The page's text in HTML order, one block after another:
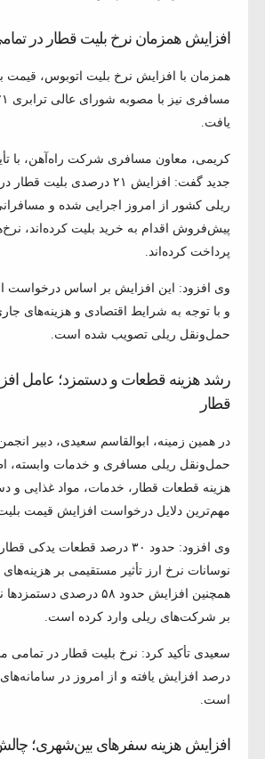
افزایش همزمان نرخ بلیت قطار در
همزمان با افزایش نرخ بلیت اتوبوس، قیمت
یافت.
کریمی، معاون مسافری شرکت راه‌آهن، با
جدید گفت: افزایش ۲۱ درصدی
ریلی کشور از امروز اجرایی شده و
پیش‌فروش اقدام به خرید بلیت کرده‌اند،
پرداخت کرده‌اند.
وی افزود: این افزایش بر اساس
و با توجه به شرایط اقتصادی و هزینه‌های
حمل‌ونقل ریلی تصویب شده است.
رشد هزینه قطعات و دستمزد؛ عامل
قطار
در همین زمینه، ابوالقاسم سعیدی، دبیر
حمل‌ونقل ریلی مسافری و خدمات وابسته،
هزینه قطعات قطار، خدمات، مواد غذایی و
مهم‌ترین دلایل درخواست افزایش قیمت
وی افزود: حدود ۳۰ درصد قطعات
نوسانات نرخ ارز تأثیر مستقیمی بر
همچنین افزایش حدود ۵۸
بر شرکت‌های ریلی وارد کرده است.
درصد افزایش یافته و از امروز در
است.
افزایش هزینه سفرهای بین‌شهری؛